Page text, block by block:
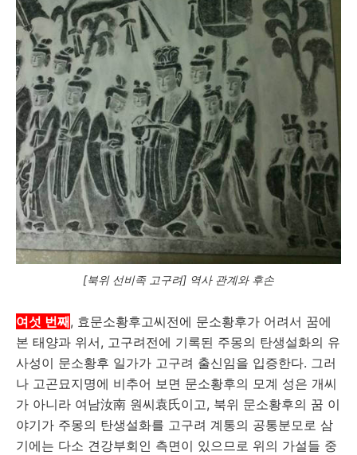
[북위 선비족 고구려] 역사 관계와 후손
여섯 번째, 효문소황후고씨전에 문소황후가 어려서 꿈에
본 태양과 위서, 고구려전에 기록된 주몽의 탄생설화의 유
사성이 문소황후 일가가 고구려 출신임을 입증한다. 그러
나 고곤묘지명에 비추어 보면 문소황후의 모계 성은 개씨
가 아니라 여남汝南 원씨袁氏이고, 북위 문소황후의 꿈 이
야기가 주몽의 탄생설화를 고구려 계통의 공통분모로 삼
기에는 다소 견강부회인 측면이 있으므로 위의 가설들 중